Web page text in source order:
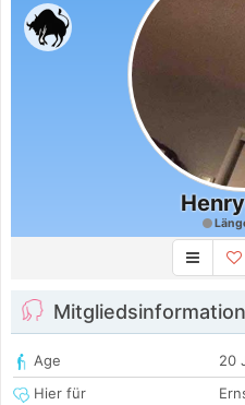
Age
20
Hier für